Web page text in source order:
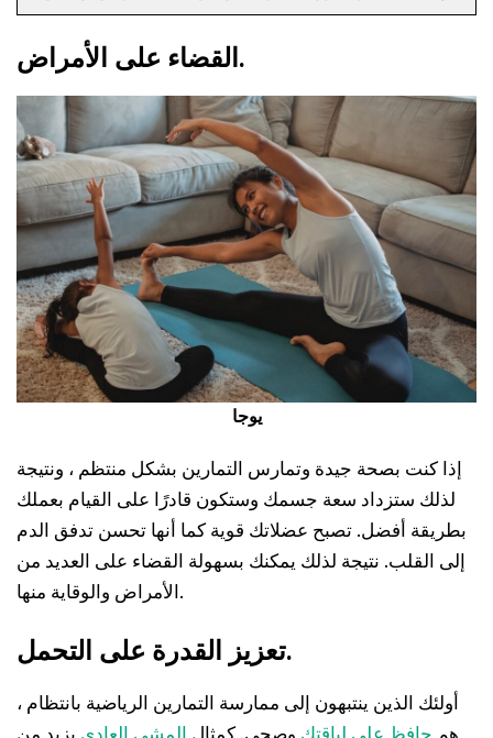
القضاء على الأمراض.
يوجا
إذا كنت بصحة جيدة وتمارس التمارين بشكل منتظم ، ونتيجة
لذلك ستزداد سعة جسمك وستكون قادرًا على القيام بعملك
بطريقة أفضل. تصبح عضلاتك قوية كما أنها تحسن تدفق الدم
إلى القلب. نتيجة لذلك يمكنك بسهولة القضاء على العديد من
الأمراض والوقاية منها.
تعزيز القدرة على التحمل.
أولئك الذين ينتبهون إلى ممارسة التمارين الرياضية بانتظام ،